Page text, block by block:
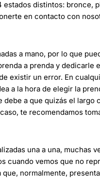
estados distintos: bronce,
en contacto con
a mano, por lo que
a prenda y dedicarle
existir un error. En
a la hora de elegir la
debe a que quizás el
te recomendamos
una a una, muchas
cuando vemos que no
normalmente,